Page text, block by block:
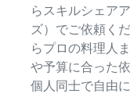
らスキルシェア
ズ）でご依頼く
らプロの料理人
や予算に合った
個人同士で自由